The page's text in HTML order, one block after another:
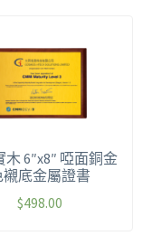
木 6″x8″ 啞面銅金
襯底金屬證書
$498.00